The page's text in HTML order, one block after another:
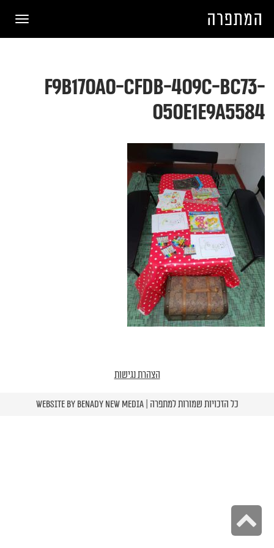
תפריט
f9b170a0-cfdb-409c-bc73-
050e1e9a5584
הצהרת נגישות
כל הזכויות שמורות למתפרה | Website byBenady New Media
לראש